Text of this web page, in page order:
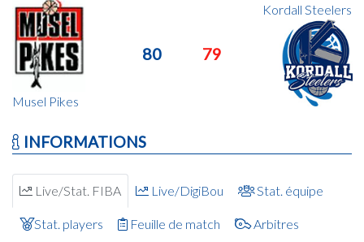
Musel Pikes
80 79
Kordall Steelers
INFORMATIONS
Live/Stat. FIBA Live/DigiBou Stat. équipe
Stat. players Feuille de match Arbitres